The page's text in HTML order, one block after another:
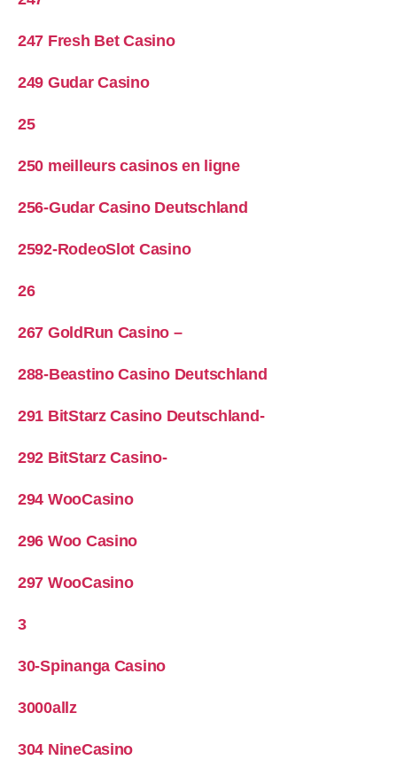
247 Fresh Bet Casino
249 Gudar Casino
25
250 meilleurs casinos en ligne
256-Gudar Casino Deutschland
2592-RodeoSlot Casino
26
267 GoldRun Casino –
288-Beastino Casino Deutschland
291 BitStarz Casino Deutschland-
292 BitStarz Casino-
294 WooCasino
296 Woo Casino
297 WooCasino
3
30-Spinanga Casino
3000allz
304 NineCasino